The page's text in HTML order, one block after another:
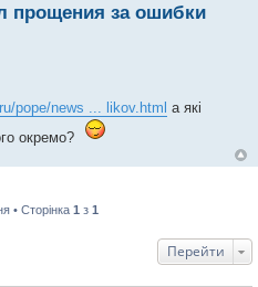
прощения за ошибки
pope/news ... likov.html а які
окремо?
• Сторінка 1 з 1
Перейти